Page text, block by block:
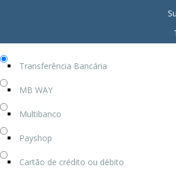
Transferência Bancária
MB WAY
Multibanco
Payshop
Cartão de crédito ou débito